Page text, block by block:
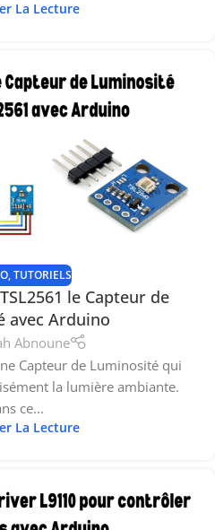
La Lecture
,TUTORIELS
le Capteur de
avec Arduino
Abnoune
Capteur de Luminosité qui
la lumière ambiante.
ce...
La Lecture